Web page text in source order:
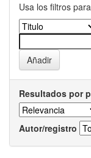
Usa los filtros
Resultados por
Autor/registro